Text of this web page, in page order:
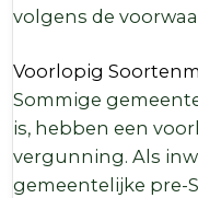
volgens de
Voorlopig
Sommige
is, hebben een
vergunning. Als
gemeentelijke pre-